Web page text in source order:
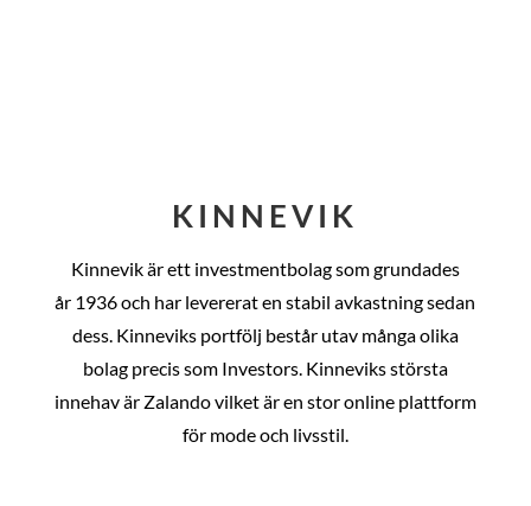
KINNEVIK
Kinnevik är ett investmentbolag som grundades
år 1936 och har levererat en stabil avkastning sedan
dess. Kinneviks portfölj består utav många olika
bolag precis som Investors. Kinneviks största
innehav är Zalando vilket är en stor online plattform
för mode och livsstil.